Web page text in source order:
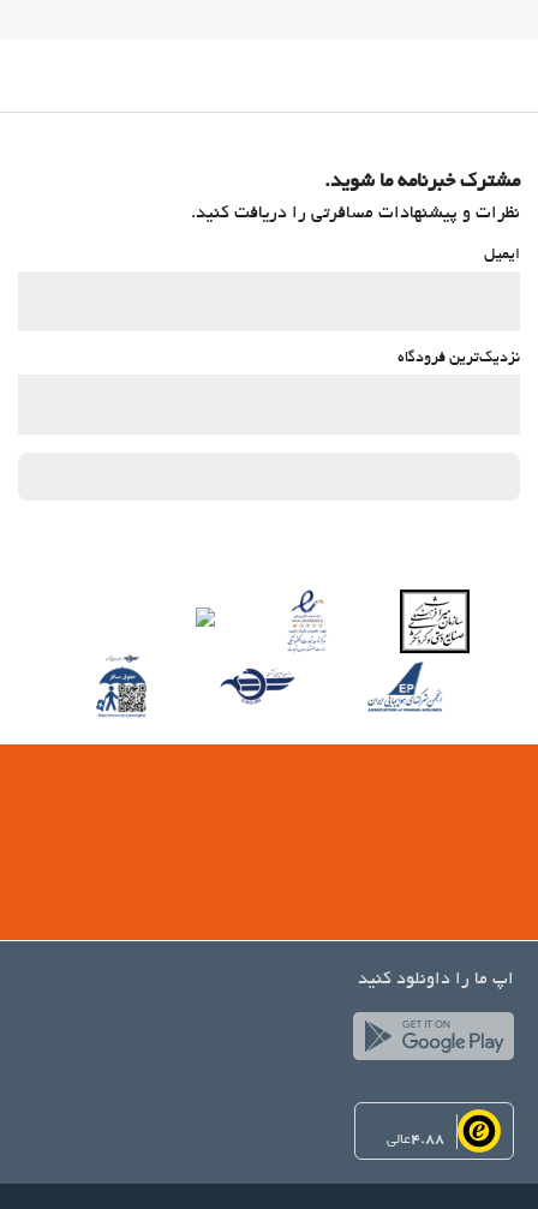
مشترک خبرنامه ما شوید.
نظرات و پیشنهادات مسافرتی را دریافت کنید.
ایمیل
نزدیک‌ترین فرودگاه
اپ ما را داونلود کنید
4.88عالی